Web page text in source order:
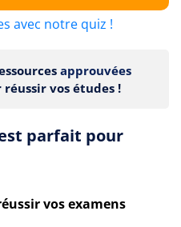
avec notre quiz !
approuvées
réussir vos études !
parfait pour
vos examens